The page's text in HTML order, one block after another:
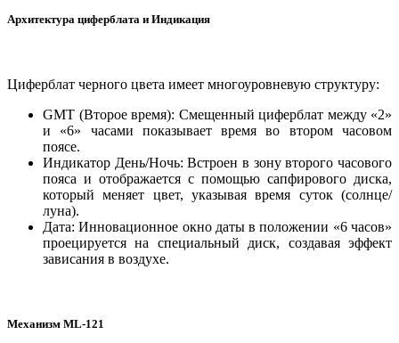
Архитектура циферблата и Индикация
Циферблат черного цвета имеет многоуровневую структуру:
GMT (Второе время): Смещенный циферблат между «2»
и «6» часами показывает время во втором часовом
поясе.
Индикатор День/Ночь: Встроен в зону второго часового
пояса и отображается с помощью сапфирового диска,
который меняет цвет, указывая время суток (солнце/
луна).
Дата: Инновационное окно даты в положении «6 часов»
проецируется на специальный диск, создавая эффект
зависания в воздухе.
Механизм ML-121